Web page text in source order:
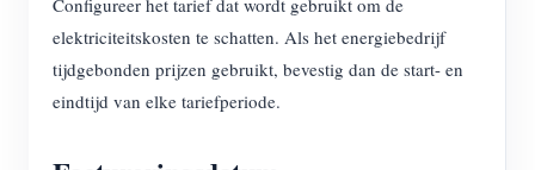
Configureer het tarief dat wordt gebruikt om de
elektriciteitskosten te schatten. Als het energiebedrijf
tijdgebonden prijzen gebruikt, bevestig dan de start- en
eindtijd van elke tariefperiode.